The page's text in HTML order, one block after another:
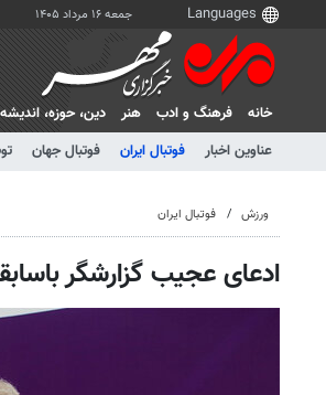
جمعه ۱۶ مرداد ۱۴۰۵
خانه فرهنگ و ادب هنر دين، حوزه، انديشه
عناوین اخبار
فوتبال ایران فوتبال جهان
ورزش فوتبال ایران
ادعای عجیب گزارشگر